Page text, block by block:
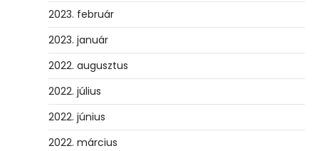
2023. február
2023. január
2022. augusztus
2022. július
2022. június
2022. március